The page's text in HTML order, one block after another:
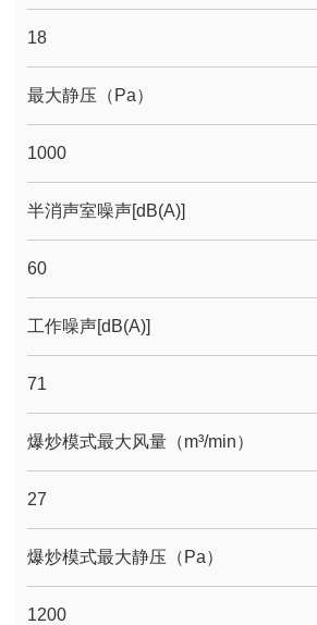
18
最大静压（Pa）
1000
半消声室噪声[dB(A)]
60
工作噪声[dB(A)]
71
爆炒模式最大风量（m³/min）
27
爆炒模式最大静压（Pa）
1200